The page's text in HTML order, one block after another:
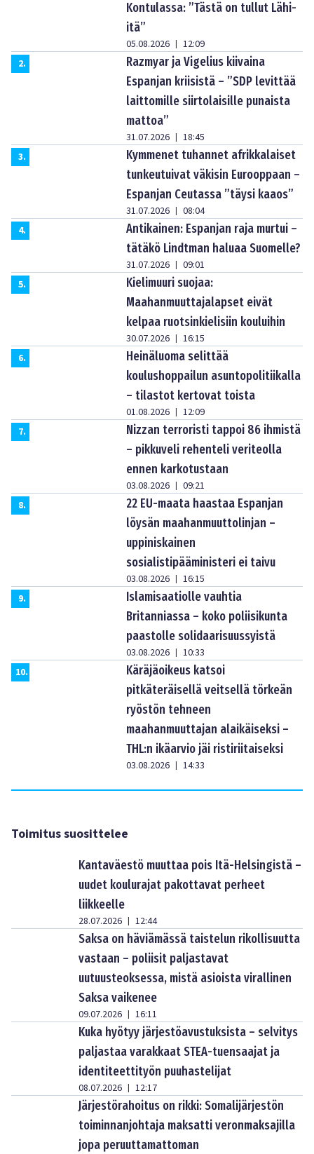
Kontulassa: ”Tästä on tullut Lähi-
itä”
05.08.2026 | 12:09
2.
Razmyar ja Vigelius kiivaina
Espanjan kriisistä – ”SDP levittää
laittomille siirtolaisille punaista
mattoa”
31.07.2026 | 18:45
3.
Kymmenet tuhannet afrikkalaiset
tunkeutuivat väkisin Eurooppaan –
Espanjan Ceutassa ”täysi kaaos”
31.07.2026 | 08:04
4.
Antikainen: Espanjan raja murtui –
tätäkö Lindtman haluaa Suomelle?
31.07.2026 | 09:01
5.
Kielimuuri suojaa:
Maahanmuuttajalapset eivät
kelpaa ruotsinkielisiin kouluihin
30.07.2026 | 16:15
6.
Heinäluoma selittää
koulushoppailun asuntopolitiikalla
– tilastot kertovat toista
01.08.2026 | 12:09
7.
Nizzan terroristi tappoi 86 ihmistä
– pikkuveli rehenteli veriteolla
ennen karkotustaan
03.08.2026 | 09:21
8.
22 EU-maata haastaa Espanjan
löysän maahanmuuttolinjan –
uppiniskainen
sosialistipääministeri ei taivu
03.08.2026 | 16:15
9.
Islamisaatiolle vauhtia
Britanniassa – koko poliisikunta
paastolle solidaarisuussyistä
03.08.2026 | 10:33
10.
Käräjäoikeus katsoi
pitkäteräisellä veitsellä törkeän
ryöstön tehneen
maahanmuuttajan alaikäiseksi –
THL:n ikäarvio jäi ristiriitaiseksi
03.08.2026 | 14:33
Toimitus suosittelee
Kantaväestö muuttaa pois Itä-Helsingistä –
uudet koulurajat pakottavat perheet
liikkeelle
28.07.2026 | 12:44
Saksa on häviämässä taistelun rikollisuutta
vastaan – poliisit paljastavat
uutuusteoksessa, mistä asioista virallinen
Saksa vaikenee
09.07.2026 | 16:11
Kuka hyötyy järjestöavustuksista – selvitys
paljastaa varakkaat STEA-tuensaajat ja
identiteettityön puuhastelijat
08.07.2026 | 12:17
Järjestörahoitus on rikki: Somalijärjestön
toiminnanjohtaja maksatti veronmaksajilla
jopa peruuttamattoman